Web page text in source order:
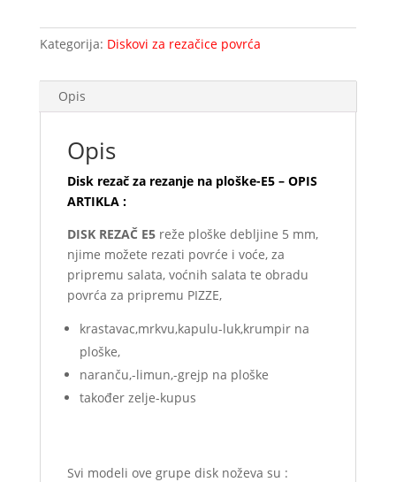
E5
količina
Kategorija: Diskovi za rezačice povrća
Opis
Opis
Disk rezač za rezanje na ploške-E5 – OPIS
ARTIKLA :
DISK REZAČ E5reže ploške debljine 5 mm,
njime možete rezati povrće i voće, za
pripremu salata, voćnih salata te obradu
povrća za pripremu PIZZE,
krastavac,mrkvu,kapulu-luk,krumpir na
ploške,
naranču,-limun,-grejp na ploške
također zelje-kupus
Svi modeli ove grupe disk noževa su :